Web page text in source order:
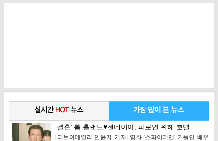
'결혼' 톰 홀랜드♥젠데이아, 피로연 위해 호텔…
[티브이데일리 안윤지 기자] 영화 '스파이더맨' 커플인 배우